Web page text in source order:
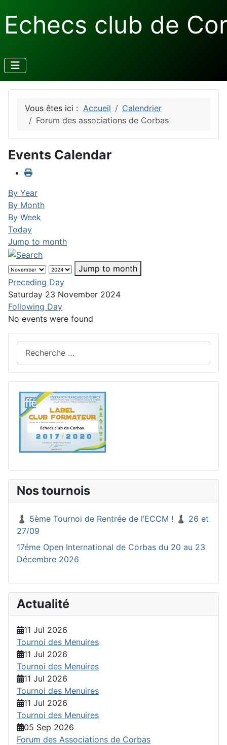
Echecs club de
Vous êtes ici : Accueil
Calendrier
Forum des associations de Corbas
Events Calendar
By Year
By Month
By Week
Today
Jump to month
Jump to month
Preceding Day
Saturday 23 November 2024
Following Day
No events were found
Nos tournois
♟️ 5ème Tournoi de Rentrée de l’ECCM ! ♟️ 26 et
27/09
17éme Open International de Corbas du 20 au 23
Décembre 2026
Actualité
11 Jul 2026
Tournoi des Menuires
11 Jul 2026
Tournoi des Menuires
11 Jul 2026
Tournoi des Menuires
11 Jul 2026
Tournoi des Menuires
05 Sep 2026
Forum des Associations de Corbas